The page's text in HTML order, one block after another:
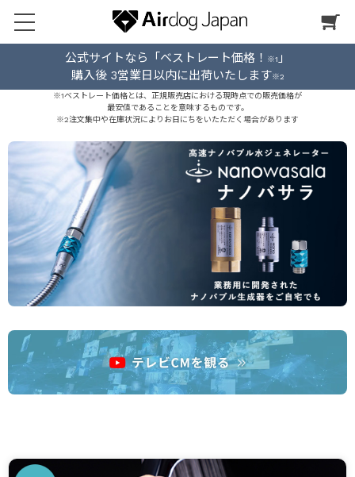
公式サイトなら「ベストレート価格！ ※1 」
購入後 3営業日以内に出荷いたします※2
※1ベストレート価格とは、正規販売店における現時点での販売価格が
最安値であることを意味するものです。
※2注文集中や在庫状況によりお日にちをいたただく場合があります